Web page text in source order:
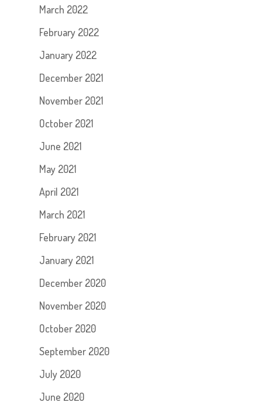
March 2022
February 2022
January 2022
December 2021
November 2021
October 2021
June 2021
May 2021
April 2021
March 2021
February 2021
January 2021
December 2020
November 2020
October 2020
September 2020
July 2020
June 2020